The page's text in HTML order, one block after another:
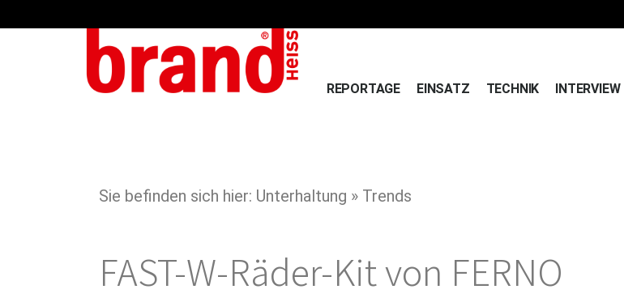
REPORTAGE EINSATZ TECHNIK INTERVIEW
Sie befinden sich hier: Unterhaltung » Trends
FAST-W-Räder-Kit von FERNO